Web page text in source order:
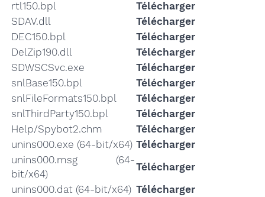
rtl150.bpl
Télécharger
SDAV.dll
Télécharger
DEC150.bpl
Télécharger
DelZip190.dll
Télécharger
SDWSCSvc.exe
Télécharger
snlBase150.bpl
Télécharger
snlFileFormats150.bpl
Télécharger
snlThirdParty150.bpl
Télécharger
Help/Spybot2.chm
Télécharger
unins000.exe (64-bit/x64) Télécharger
unins000.msg (64-
bit/x64)
Télécharger
unins000.dat (64-bit/x64) Télécharger